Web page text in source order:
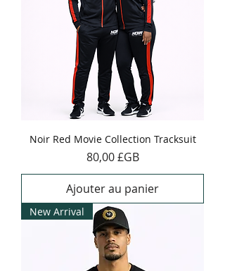
Noir Red Movie Collection Tracksuit
Prix
80,00 £GB
Ajouter au panier
New Arrival